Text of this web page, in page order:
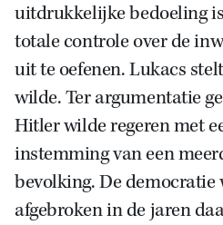
uitdrukkelijke bedoeling
totale controle over de
uit te oefenen. Lukacs
wilde. Ter argumentatie
Hitler wilde regeren met
instemming van een
bevolking. De democratie
afgebroken in de jaren